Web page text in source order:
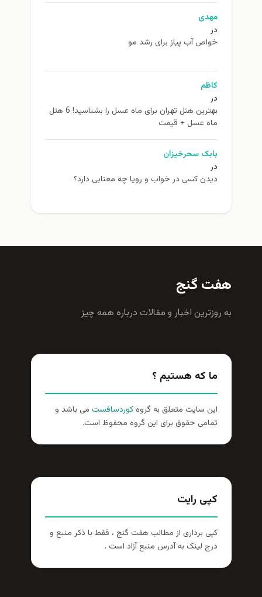
مهدی
در
خواص آب پیاز برای رشد مو
کاظم
در
بهترین هتل تهران برای ماه عسل را بشناسید! 6 هتل
ماه عسل + قیمت
بابک سحرخیزان
در
دیدن کسی در خواب و رویا چه معنایی دارد؟
هفت گنج
به روزترين اخبار و مقالات درباره همه چيز
ما که هستیم ؟
این سایت متعلق به گروهکوردسافست می باشد و
تمامی حقوق برای این گروه محفوظ است.
کپی رایت
کپی برداری از مطالب هفت گنج ، فقط با ذکر منبع و
درج لینک به آدرس منبع آزاد است .